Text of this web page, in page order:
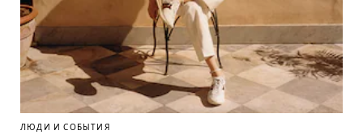
ЛЮДИ И СОБЫТИЯ